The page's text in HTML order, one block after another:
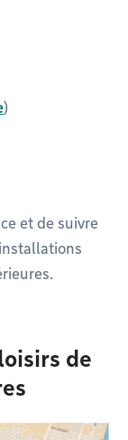
)
et de suivre
de